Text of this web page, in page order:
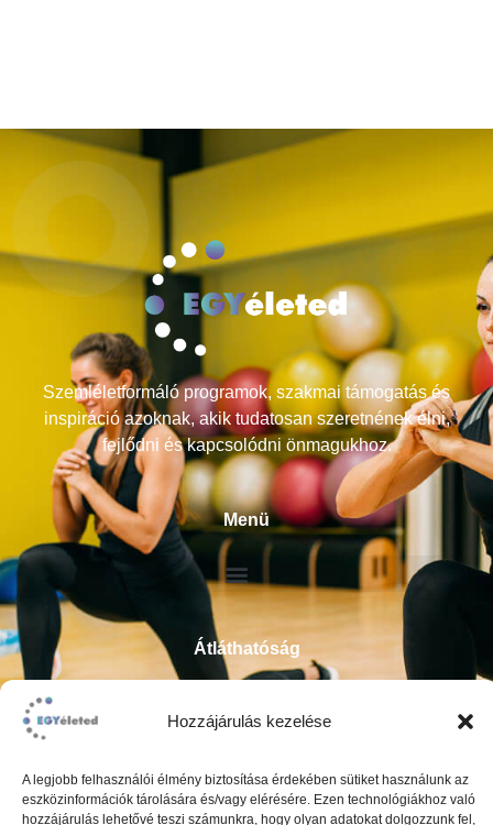
Hozzájárulás kezelése
A legjobb felhasználói élmény biztosítása érdekében sütiket használunk az
eszközinformációk tárolására és/vagy elérésére. Ezen technológiákhoz való
hozzájárulás lehetővé teszi számunkra, hogy olyan adatokat dolgozzunk fel,
Szemléletformáló programok, szakmai támogatás és
inspiráció azoknak, akik tudatosan szeretnének élni,
fejlődni és kapcsolódni önmagukhoz.
Menü
Átláthatóság
Impresszum